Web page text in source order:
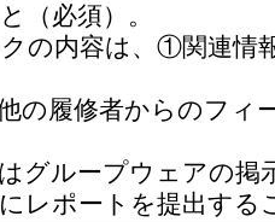
（必須）。
の内容は、①関連情
の履修者からのフィ
グループウェアの掲
レポートを提出する